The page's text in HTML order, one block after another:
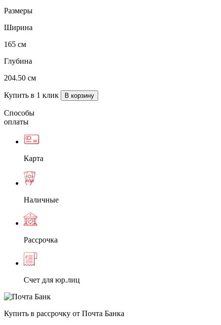
Размеры
Ширина
165 см
Глубина
204.50 см
Купить в 1 клик
Способы
оплаты
Карта
Наличные
Рассрочка
Счет для юр.лиц
Купить в рассрочку от Почта Банка